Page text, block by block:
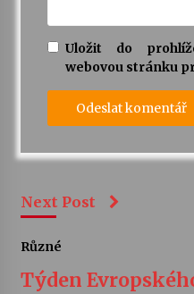
Uložit do
webovou stránku
Next Post
Různé
Týden